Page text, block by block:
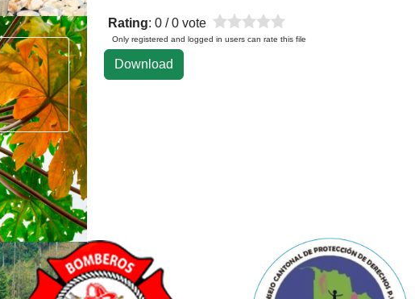
Rating: 0 / 0 vote
Only registered and logged in users can rate this file